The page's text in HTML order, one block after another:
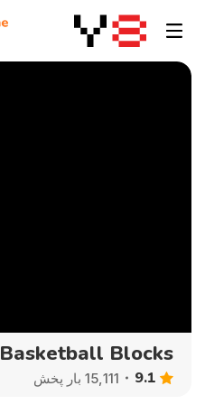
Basketball Blocks
9.1 15,111 بار پخش